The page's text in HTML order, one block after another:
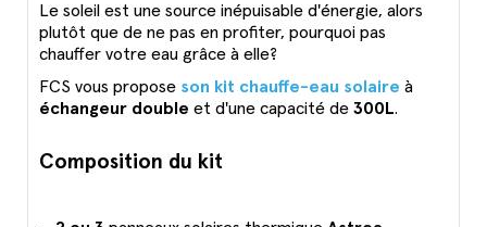
Le soleil est une source inépuisable d'énergie, alors
plutôt que de ne pas en profiter, pourquoi pas
chauffer votre eau grâce à elle?
FCS vous propose son kit chauffe-eau solaire à
échangeur double et d'une capacité de 300L.
Composition du kit